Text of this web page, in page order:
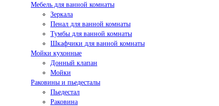
Мебель для ванной комнаты
Зеркала
Пенал для ванной комнаты
Тумбы для ванной комнаты
Шкафчики для ванной комнаты
Мойки кухонные
Донный клапан
Мойки
Раковины и пьедесталы
Пьедестал
Раковина